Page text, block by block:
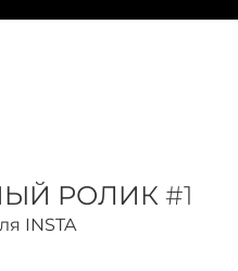
РОЛИК #1
INSTA